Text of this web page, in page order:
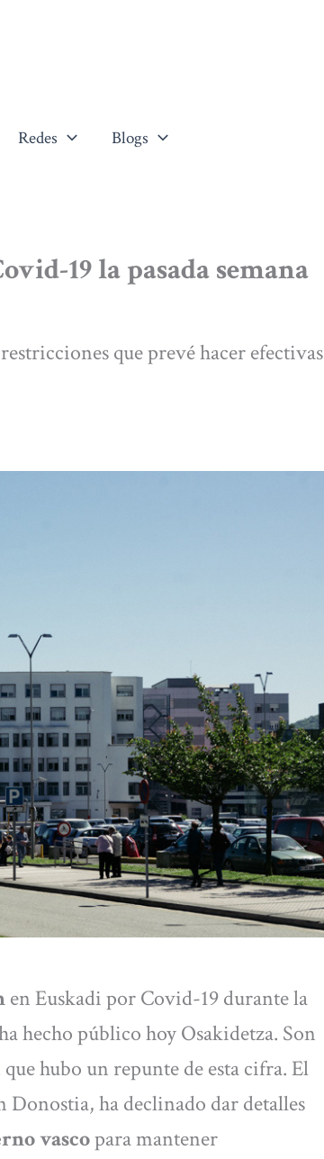
Redes Blogs
19 la pasada semana
que prevé hacer efectivas
en Euskadi por Covid-19 durante la
hecho público hoy Osakidetza. Son
hubo un repunte de esta cifra. El
ha declinado dar detalles
vascopara mantener